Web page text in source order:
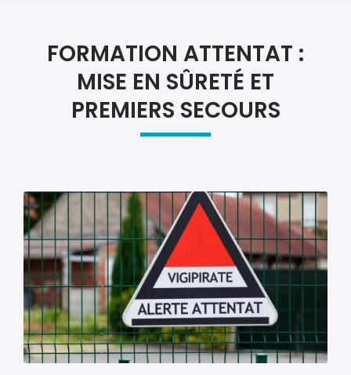
FORMATION ATTENTAT :
MISE EN SÛRETÉ ET
PREMIERS SECOURS